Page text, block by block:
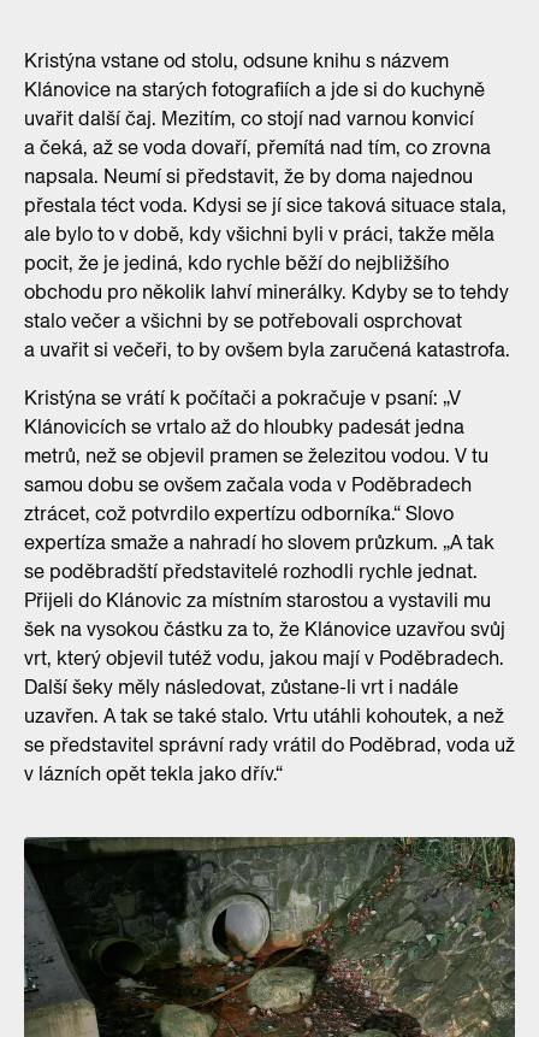
Kristýna vstane od stolu, odsune knihu s názvem
Klánovice na starých fotografiích a jde si do kuchyně
uvařit další čaj. Mezitím, co stojí nad varnou konvicí
a čeká, až se voda dovaří, přemítá nad tím, co zrovna
napsala. Neumí si představit, že by doma najednou
přestala téct voda. Kdysi se jí sice taková situace stala,
ale bylo to v době, kdy všichni byli v práci, takže měla
pocit, že je jediná, kdo rychle běží do nejbližšího
obchodu pro několik lahví minerálky. Kdyby se to tehdy
stalo večer a všichni by se potřebovali osprchovat
a uvařit si večeři, to by ovšem byla zaručená katastrofa.
Kristýna se vrátí k počítači a pokračuje v psaní: „V
Klánovicích se vrtalo až do hloubky padesát jedna
metrů, než se objevil pramen se železitou vodou. V tu
samou dobu se ovšem začala voda v Poděbradech
ztrácet, což potvrdilo expertízu odborníka.“ Slovo
expertíza smaže a nahradí ho slovem průzkum. „A tak
se poděbradští představitelé rozhodli rychle jednat.
Přijeli do Klánovic za místním starostou a vystavili mu
šek na vysokou částku za to, že Klánovice uzavřou svůj
vrt, který objevil tutéž vodu, jakou mají v Poděbradech.
Další šeky měly následovat, zůstane-li vrt i nadále
uzavřen. A tak se také stalo. Vrtu utáhli kohoutek, a než
se představitel správní rady vrátil do Poděbrad, voda už
v lázních opět tekla jako dřív.“